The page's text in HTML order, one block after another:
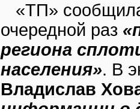
«ТП»
очередной раз
региона
населения». В
Владислав